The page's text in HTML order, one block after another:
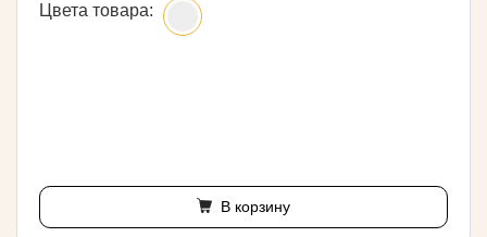
Цвета товара:
В корзину